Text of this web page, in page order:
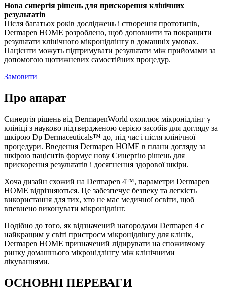
Нова синергія рішень для прискорення клінічних
результатів
Після багатьох років досліджень і створення прототипів,
Dermapen HOME розроблено, щоб доповнити та покращити
результати клінічного мікронідлінгу в домашніх умовах.
Пацієнти можуть підтримувати результати між прийомами за
допомогою щотижневих самостійних процедур.
Замовити
Про апарат
Синергія рішень від DermapenWorld охоплює мікронідлінг у
клініці з науково підтвердженою серією засобів для догляду за
шкірою Dp Dermaceuticals™ до, під час і після клінічної
процедури. Введення Dermapen HOME в плани догляду за
шкірою пацієнтів формує нову Синергію рішень для
прискорення результатів і досягнення здорової шкіри.
Хоча дизайн схожий на Dermapen 4™, параметри Dermapen
HOME відрізняються. Це забезпечує безпеку та легкість
використання для тих, хто не має медичної освіти, щоб
впевнено виконувати мікронідлінг.
Подібно до того, як відзначений нагородами Dermapen 4 є
найкращим у світі пристроєм мікронідлінгу для клінік,
Dermapen HOME призначений лідирувати на споживчому
ринку домашнього мікронідлінгу між клінічними
лікуваннями.
ОСНОВНІ ПЕРЕВАГИ